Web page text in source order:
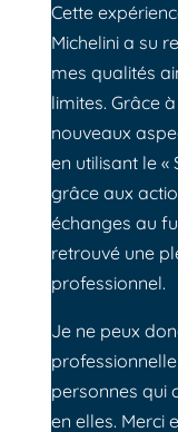
Cette
Michelini a su
mes qualités
limites. Grâce
nouveaux
en utilisant le «
grâce aux
échanges au
retrouvé une
professionnel.
Je ne peux
personnes qui
en elles. Merci